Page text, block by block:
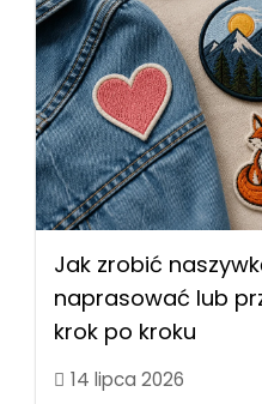
Jak zrobić
naprasować lub
krok po kroku
14 lipca 2026